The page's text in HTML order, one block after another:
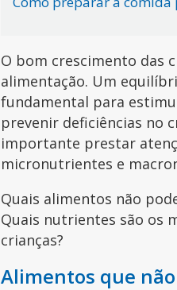
O bom crescimento das
alimentação. Um
fundamental para
prevenir deficiências no
importante prestar
micronutrientes e
Quais alimentos não
Quais nutrientes são os
crianças?
Alimentos que